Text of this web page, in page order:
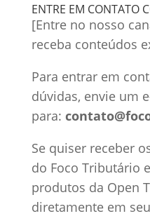
ENTRE EM CONTATO
[Entre no nosso
receba conteúdos
Para entrar em
dúvidas, envie um
para:
Se quiser receber
do Foco Tributário
produtos da Open
diretamente em